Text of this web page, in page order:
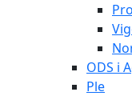
ODS i
Ple